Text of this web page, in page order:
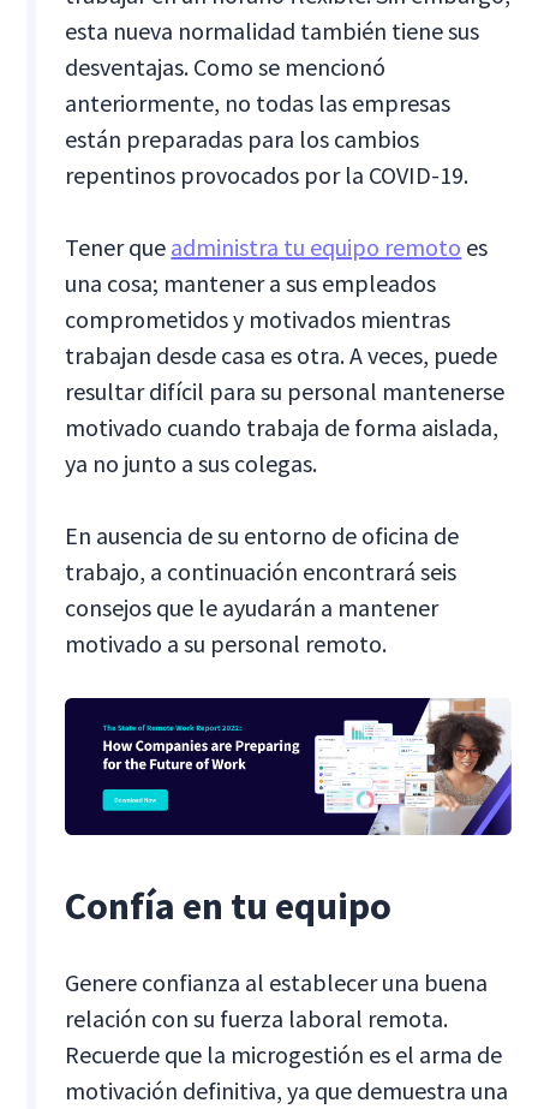
esta nueva normalidad también tiene sus
desventajas. Como se mencionó
anteriormente, no todas las empresas
están preparadas para los cambios
repentinos provocados por la COVID-19.
Tener que administra tu equipo remoto es
una cosa; mantener a sus empleados
comprometidos y motivados mientras
trabajan desde casa es otra. A veces, puede
resultar difícil para su personal mantenerse
motivado cuando trabaja de forma aislada,
ya no junto a sus colegas.
En ausencia de su entorno de oficina de
trabajo, a continuación encontrará seis
consejos que le ayudarán a mantener
motivado a su personal remoto.
Confía en tu equipo
Genere confianza al establecer una buena
relación con su fuerza laboral remota.
Recuerde que la microgestión es el arma de
motivación definitiva, ya que demuestra una